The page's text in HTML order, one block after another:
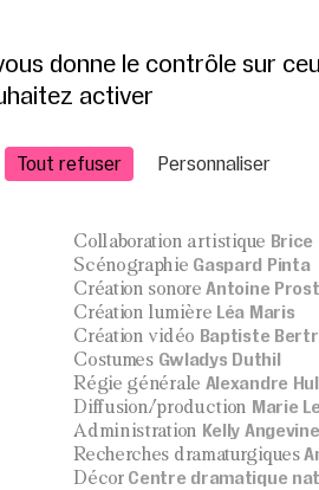
LA TRÈS BOULEVERSANTE
QUE LA TERRE AIT PORTÉ
un spectacle du
Avec Clément Bertani,
Collaboration artistique Brice
Scénographie Gaspard Pinta
Création sonoreAntoine Prost
Création lumière Léa Maris
Création vidéo Baptiste
Costumes Gwladys Duthil
Régie générale Alexandre
Diffusion/production Marie
Administration Kelly Angevine
Recherches dramaturgiques
Décor Centre dramatique
donne le contrôle sur
activer
Tout refuser Personnaliser